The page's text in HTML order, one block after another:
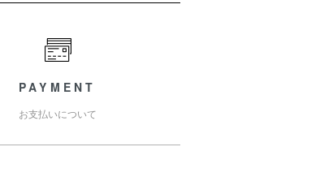
PAYMENT
お支払いについて